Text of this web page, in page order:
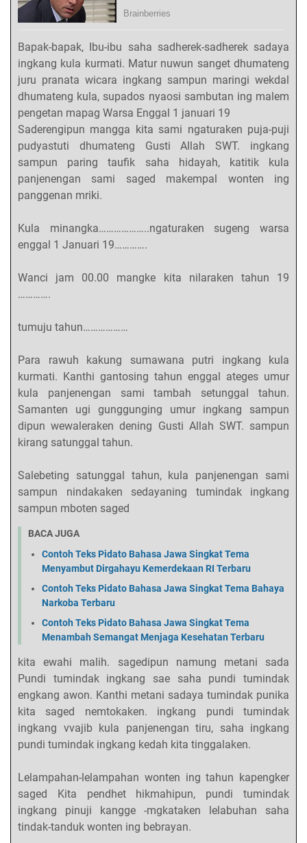
Bapak-bapak, Ibu-ibu saha sadherek-sadherek sadaya
ingkang kula kurmati. Matur nuwun sanget dhumateng
juru pranata wicara ingkang sampun maringi wekdal
dhumateng kula, supados nyaosi sambutan ing malem
pengetan mapag Warsa Enggal 1 januari 19
Saderengipun mangga kita sami ngaturaken puja-puji
pudyastuti dhumateng Gusti Allah SWT. ingkang
sampun paring taufik saha hidayah, katitik kula
panjenengan sami saged makempal wonten ing
panggenan mriki.
Kula minangka………………..ngaturaken sugeng warsa
enggal 1 Januari 19………….
Wanci jam 00.00 mangke kita nilaraken tahun 19
………….
tumuju tahun………………
Para rawuh kakung sumawana putri ingkang kula
kurmati. Kanthi gantosing tahun enggal ateges umur
kula panjenengan sami tambah setunggal tahun.
Samanten ugi gunggunging umur ingkang sampun
dipun wewaleraken dening Gusti Allah SWT. sampun
kirang satunggal tahun.
Salebeting satunggal tahun, kula panjenengan sami
sampun nindakaken sedayaning tumindak ingkang
sampun mboten saged
BACA JUGA
Contoh Teks Pidato Bahasa Jawa Singkat Tema
Menyambut Dirgahayu Kemerdekaan RI Terbaru
Contoh Teks Pidato Bahasa Jawa Singkat Tema Bahaya
Narkoba Terbaru
Contoh Teks Pidato Bahasa Jawa Singkat Tema
Menambah Semangat Menjaga Kesehatan Terbaru
kita ewahi malih. sagedipun namung metani sada
Pundi tumindak ingkang sae saha pundi tumindak
engkang awon. Kanthi metani sadaya tumindak punika
kita saged nemtokaken. ingkang pundi tumindak
ingkang vvajib kula panjenengan tiru, saha ingkang
pundi tumindak ingkang kedah kita tinggalaken.
Lelampahan-lelampahan wonten ing tahun kapengker
saged Kita pendhet hikmahipun, pundi tumindak
ingkang pinuji kangge -mgkataken lelabuhan saha
tindak-tanduk wonten ing bebrayan.